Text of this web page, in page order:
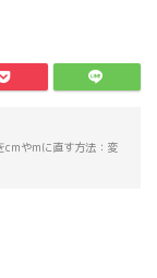
cmやmに直す方法：変